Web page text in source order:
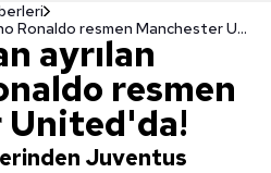
Juventus'tan ayrılan Cristiano Ronaldo resmen Manchester United'da!
ayrılan
resmen
United'da!
Juventus